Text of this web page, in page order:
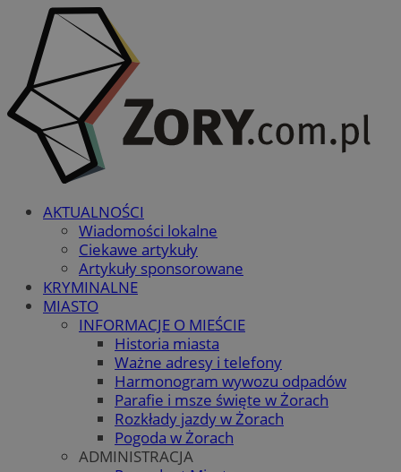
AKTUALNOŚCI
Wiadomości lokalne
Ciekawe artykuły
Artykuły sponsorowane
KRYMINALNE
MIASTO
INFORMACJE O MIEŚCIE
Historia miasta
Ważne adresy i telefony
Harmonogram wywozu odpadów
Parafie i msze święte w Żorach
Rozkłady jazdy w Żorach
Pogoda w Żorach
ADMINISTRACJA